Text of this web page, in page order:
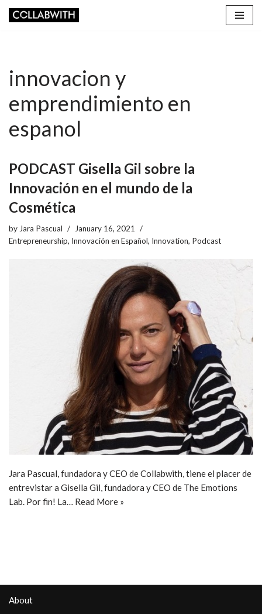
innovacion y
emprendimiento en
espanol
PODCAST Gisella Gil sobre la
Innovación en el mundo de la
Cosmética
by Jara Pascual
January 16, 2021
Entrepreneurship, Innovación en Español, Innovation, Podcast
Jara Pascual, fundadora y CEO de Collabwith, tiene el placer de
entrevistar a Gisella Gil, fundadora y CEO de The Emotions
Lab. Por fin! La… Read More »
About